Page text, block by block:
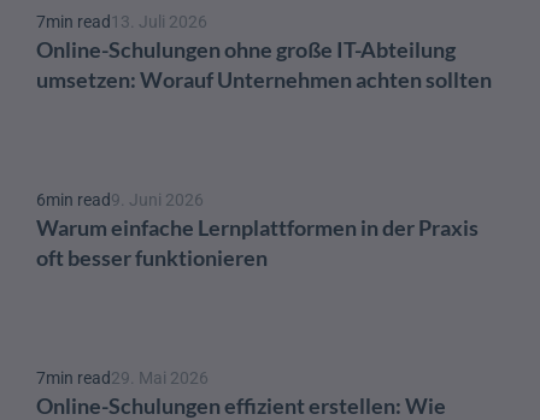
7min read13. Juli 2026
Online-Schulungen ohne große IT-Abteilung
umsetzen: Worauf Unternehmen achten sollten
6min read9. Juni 2026
Warum einfache Lernplattformen in der Praxis
oft besser funktionieren
7min read29. Mai 2026
Online-Schulungen effizient erstellen: Wie